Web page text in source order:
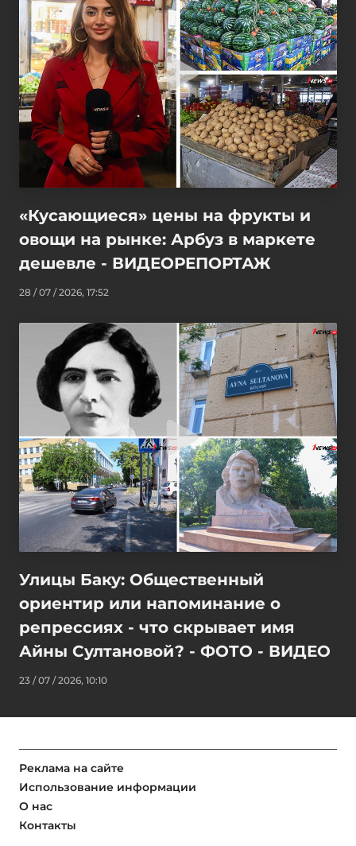
«Кусающиеся» цены на фрукты и
овощи на рынке: Арбуз в маркете
дешевле - ВИДЕОРЕПОРТАЖ
28 / 07 / 2026, 17:52
Улицы Баку: Общественный
ориентир или напоминание о
репрессиях - что скрывает имя
Айны Султановой? - ФОТО - ВИДЕО
23 / 07 / 2026, 10:10
Реклама на сайте
Использование информации
О нас
Контакты